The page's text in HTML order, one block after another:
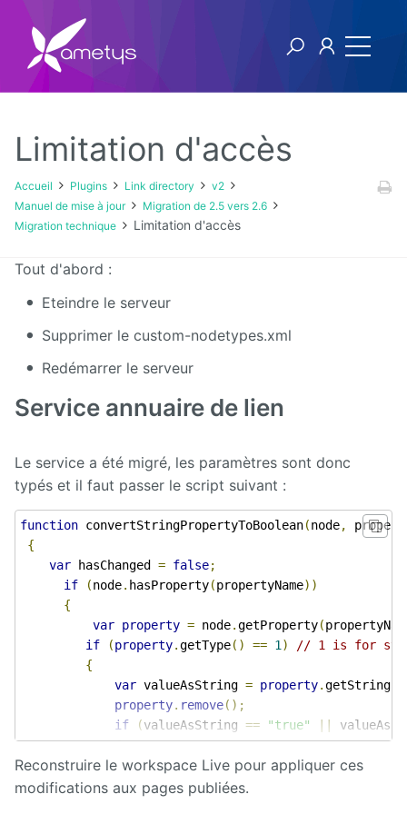
Plugins
AI
Authentification
NTLM
Bluemind
BPM
CaptchEtat
Cart
Classified
Ads
Content
ContentTypes
Dashboard
Datasources
Limitation d'accès
Accueil Plugins Link directory
v2
Manuel de mise à jour
Migration de 2.5 vers 2.6
Migration technique
Limitation d'accès
Tout d'abord :
Eteindre le serveur
Supprimer le custom-nodetypes.xml
Redémarrer le serveur
Service annuaire de lien
Le service a été migré, les paramètres sont donc
typés et il faut passer le script suivant :
function convertStringPropertyToBoolean(node,
{
var hasChanged = false;
if
(node. hasProperty(propertyName))
{
var property = node.getProperty(
if
(property.getType() == 1 )
// 1 is
{
var valueAsString = property.getString
property. remove();
if
(valueAsString == "true" ||
{
ConsoleHelper.setProperty(node,
}
Reconstruire le workspace Live pour appliquer ces
modifications aux pages publiées.